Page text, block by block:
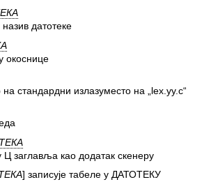
датотеке
окоснице
на стандардни излазуместо на „lex.yy.c“
Ц заглавља као додатак скенеру
] записује табеле у ДАТОТЕКУ